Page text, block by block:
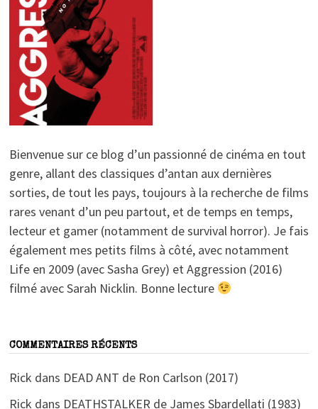
Bienvenue sur ce blog d’un passionné de cinéma en tout
genre, allant des classiques d’antan aux dernières
sorties, de tout les pays, toujours à la recherche de films
rares venant d’un peu partout, et de temps en temps,
lecteur et gamer (notamment de survival horror). Je fais
également mes petits films à côté, avec notamment
Life en 2009 (avec Sasha Grey) et Aggression (2016)
filmé avec Sarah Nicklin. Bonne lecture
COMMENTAIRES RÉCENTS
Rick dans DEAD ANT de Ron Carlson (2017)
Rick dans DEATHSTALKER de James Sbardellati (1983)